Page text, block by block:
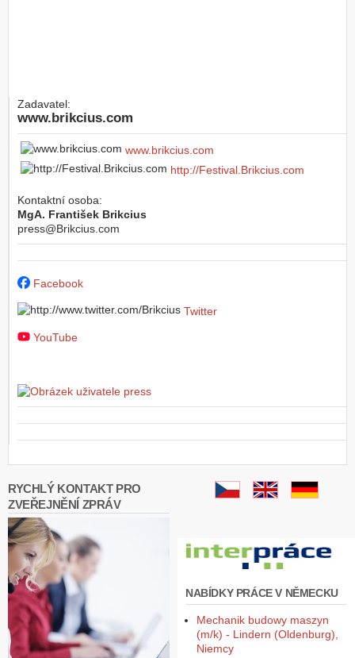
Zadavatel:
www.brikcius.com
www.brikcius.com
http://Festival.Brikcius.com
Kontaktní osoba:
MgA. František Brikcius
press@Brikcius.com
Facebook
Twitter
YouTube
RYCHLÝ KONTAKT PRO
ZVEŘEJNĚNÍ ZPRÁV
NABÍDKY PRÁCE V NĚMECKU
Mechanik budowy maszyn
(m/k) - Lindern (Oldenburg),
Niemcy